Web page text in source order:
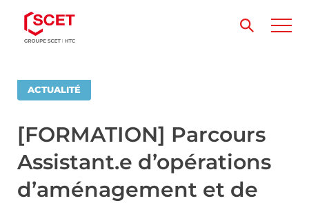
ACTUALITÉ
[FORMATION] Parcours
Assistant.e d’opérations
d’aménagement et de